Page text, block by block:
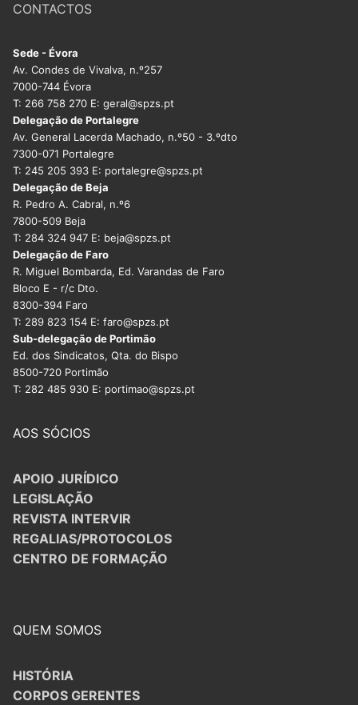
CONTACTOS
Sede - Évora
Av. Condes de Vivalva, n.º257
7000-744 Évora
T: 266 758 270 E: geral@spzs.pt
Delegação de Portalegre
Av. General Lacerda Machado, n.º50 - 3.ºdto
7300-071 Portalegre
T: 245 205 393 E: portalegre@spzs.pt
Delegação de Beja
R. Pedro A. Cabral, n.º6
7800-509 Beja
T: 284 324 947 E: beja@spzs.pt
Delegação de Faro
R. Miguel Bombarda, Ed. Varandas de Faro
Bloco E - r/c Dto.
8300-394 Faro
T: 289 823 154 E: faro@spzs.pt
Sub-delegação de Portimão
Ed. dos Sindicatos, Qta. do Bispo
8500-720 Portimão
T: 282 485 930 E: portimao@spzs.pt
AOS SÓCIOS
APOIO JURÍDICO
LEGISLAÇÃO
REVISTA INTERVIR
REGALIAS/PROTOCOLOS
CENTRO DE FORMAÇÃO
QUEM SOMOS
HISTÓRIA
CORPOS GERENTES